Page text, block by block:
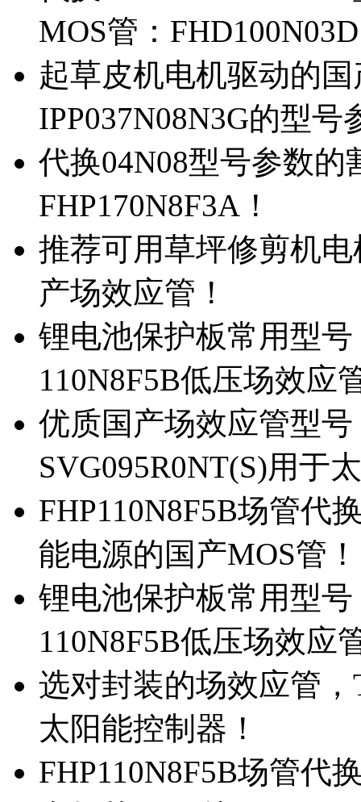
MOS管：
起草皮机电机驱动的
IPP037N08N3G的型号
代换04N08型号参数
FHP170N8F3A！
推荐可用草坪修剪机电
产场效应管！
锂电池保护板常用型号
110N8F5B低压场效应
优质国产场效应管型
SVG095R0NT(S)用于
FHP110N8F5B场管代
能电源的国产MOS管！
锂电池保护板常用型
110N8F5B低压场效应
选对封装的场效应管
太阳能控制器！
FHP110N8F5B场管代